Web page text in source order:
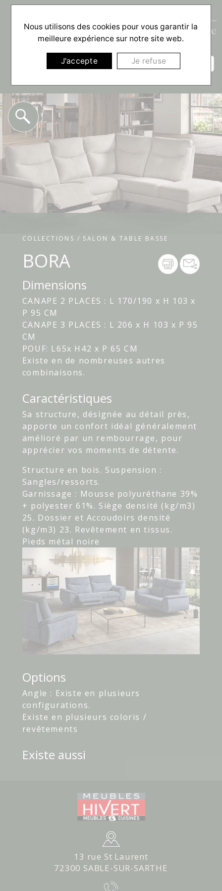
☰
COLLECTIONS / SALON & TABLE BASSE
BORA
Dimensions
CANAPE 2 PLACES : L 170/190 x H 103 x
P 95 CM
CANAPE 3 PLACES : L 206 x H 103 x P 95
CM
POUF: L65x H42 x P 65 CM
Existe en de nombreuses autres
combinaisons.
Caractéristiques
Sa structure, désignée au détail près,
apporte un confort idéal généralement
amélioré par un rembourrage, pour
apprécier vos moments de détente.
Structure en bois. Suspension :
Sangles/ressorts.
Garnissage : Mousse polyuréthane 39%
+ polyester 61%. Siège densité (kg/m3)
25. Dossier et Accoudoirs densité
(kg/m3) 23. Revêtement en tissus.
Pieds métal noire
Options
Angle : Existe en plusieurs
configurations.
Existe en plusieurs coloris /
revêtements
Existe aussi
13 rue St Laurent
72300 SABLE-SUR-SARTHE
Nous utilisons des cookies pour vous garantir la
meilleure expérience sur notre site web.
J'accepte Je refuse